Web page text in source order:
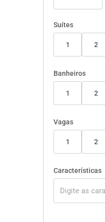
Suítes
1 2
Banheiros
1 2
Vagas
1 2
Características